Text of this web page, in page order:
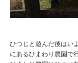
ひつじと遊んだ後はい
にあるひまわり農園で